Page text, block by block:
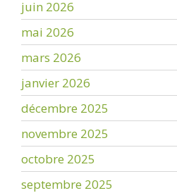
juin 2026
mai 2026
mars 2026
janvier 2026
décembre 2025
novembre 2025
octobre 2025
septembre 2025